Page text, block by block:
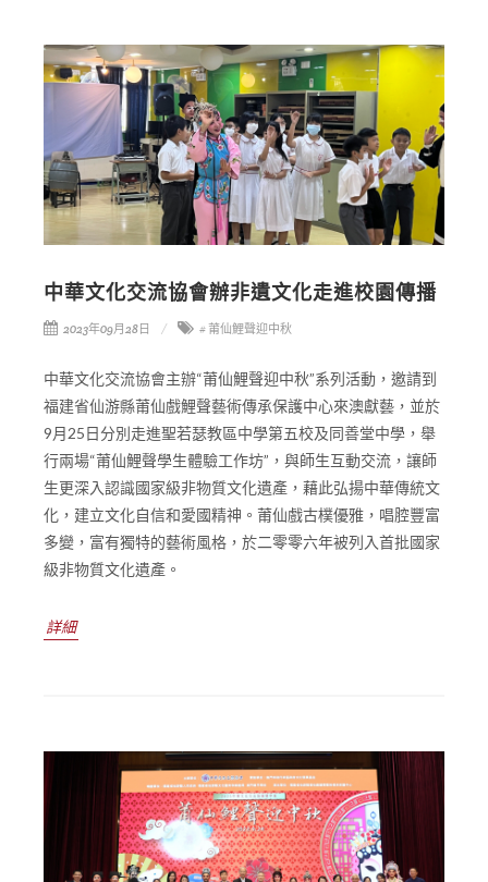
中華文化交流協會辦非遺文化走進校園傳播
2023年09月28日 # 莆仙鯉聲迎中秋
中華文化交流協會主辦“莆仙鯉聲迎中秋”系列活動，邀請到
福建省仙游縣莆仙戲鯉聲藝術傳承保護中心來澳獻藝，並於
9月25日分別走進聖若瑟教區中學第五校及同善堂中學，舉
行兩場“莆仙鯉聲學生體驗工作坊”，與師生互動交流，讓師
生更深入認識國家級非物質文化遺產，藉此弘揚中華傳統文
化，建立文化自信和愛國精神。莆仙戲古樸優雅，唱腔豐富
多變，富有獨特的藝術風格，於二零零六年被列入首批國家
級非物質文化遺產。
詳細